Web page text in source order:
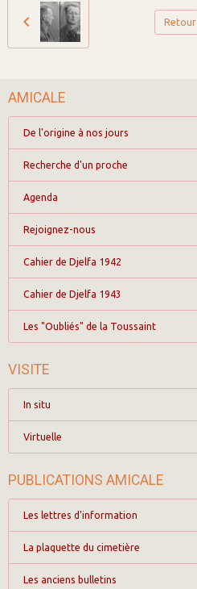
Retour
AMICALE
De l'origine à nos jours
Recherche d'un proche
Agenda
Rejoignez-nous
Cahier de Djelfa 1942
Cahier de Djelfa 1943
Les "Oubliés" de la Toussaint
VISITE
In situ
Virtuelle
PUBLICATIONS AMICALE
Les lettres d'information
La plaquette du cimetière
Les anciens bulletins